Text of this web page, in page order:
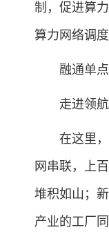
制，促进算
算力网络调
融通单点
走进领航
在这里，算
网串联，上
堆积如山；
产业的工厂